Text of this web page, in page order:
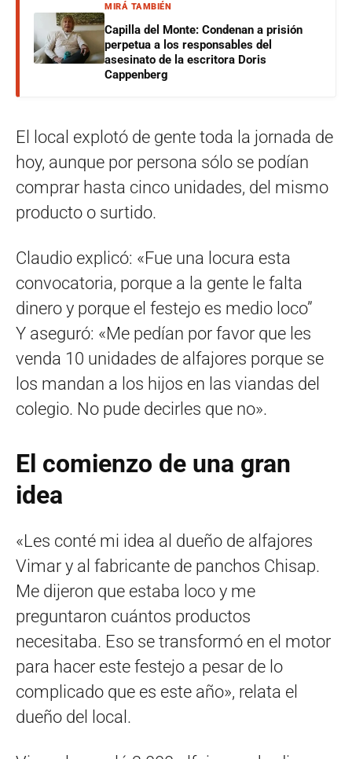
MIRÁ TAMBIÉN
Capilla del Monte: Condenan a prisión
perpetua a los responsables del
asesinato de la escritora Doris
Cappenberg
El local explotó de gente toda la jornada de
hoy, aunque por persona sólo se podían
comprar hasta cinco unidades, del mismo
producto o surtido.
Claudio explicó: «Fue una locura esta
convocatoria, porque a la gente le falta
dinero y porque el festejo es medio loco”
Y aseguró: «Me pedían por favor que les
venda 10 unidades de alfajores porque se
los mandan a los hijos en las viandas del
colegio. No pude decirles que no».
El comienzo de una gran
idea
«Les conté mi idea al dueño de alfajores
Vimar y al fabricante de panchos Chisap.
Me dijeron que estaba loco y me
preguntaron cuántos productos
necesitaba. Eso se transformó en el motor
para hacer este festejo a pesar de lo
complicado que es este año», relata el
dueño del local.